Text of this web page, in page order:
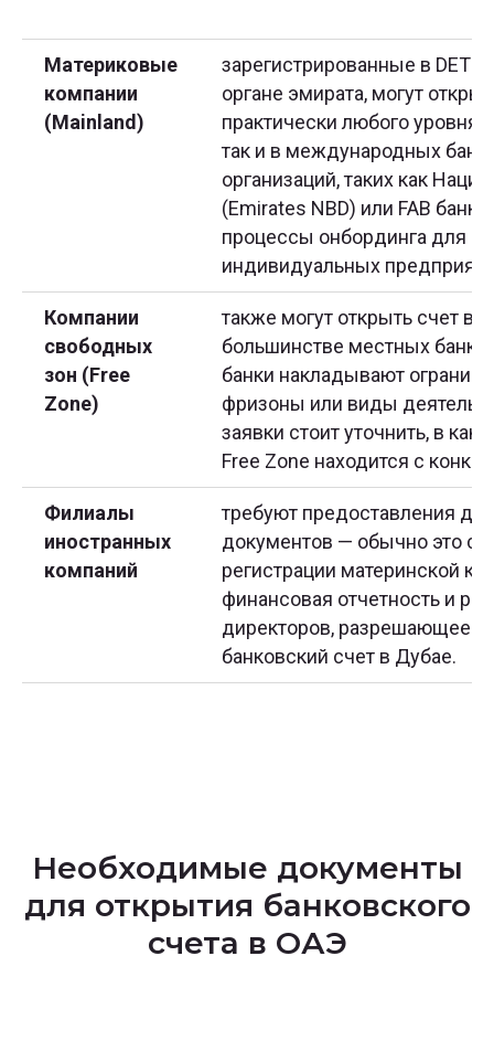
Материковые
компании
(Mainland)
зарегистрированные в DET
органе эмирата, могут
практически любого уровня
так и в международных
организаций, таких как
(Emirates NBD) или FAB банк
процессы онбординга для
индивидуальных
Компании
свободных
зон (Free
Zone)
также могут открыть счет в
большинстве местных
банки накладывают
фризоны или виды
заявки стоит уточнить, в
Free Zone находится с
Филиалы
иностранных
компаний
требуют предоставления
документов — обычно это
регистрации материнской
финансовая отчетность и
директоров, разрешающее
банковский счет в Дубае.
Необходимые документы
для открытия банковского
счета в ОАЭ